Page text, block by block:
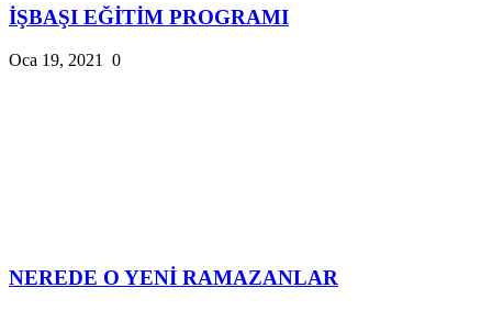
İŞBAŞI EĞİTİM PROGRAMI
Oca 19, 2021 0
NEREDE O YENİ RAMAZANLAR